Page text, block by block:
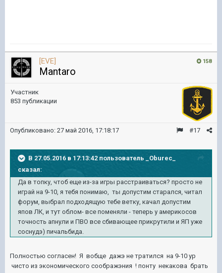
158
[EVE]
Mantaro
Участник
853 публикации
#17
Опубликовано: 27 май 2016, 17:18:17
В 27.05.2016 в 17:13:42 пользователь _Oburec_
сказал:
Да в топку, чтоб еще из-за игры расстраиваться? просто не
играй на 9-10, я тебя понимаю, ты допустим старался, читал
форум, выбрал подходящую тебе ветку, качал допустим
япов ЛК, и тут облом- все поменяли - теперь у америкосов
точность апнули и ПВО все сбивающее прикрутили и ЯП уже
соснудэ) пичальбида.
Полностью согласен! Я вобще дажэ не тратился на 9-10 ур
чисто из экономического соображэния ! понту некакова брать